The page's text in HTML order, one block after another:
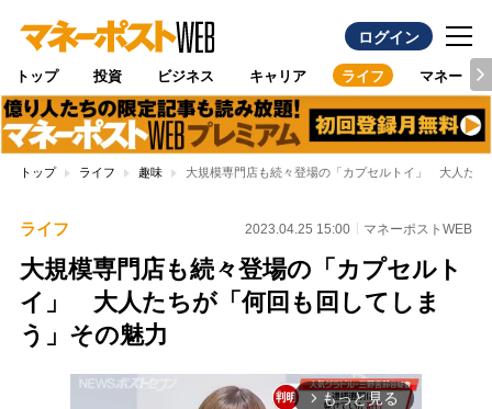
ログイン
トップ 投資 ビジネス キャリア ライフ マネー
トップ ライフ 趣味 大規模専門店も続々登場の「カプセルトイ」 大人たち
ライフ 2023.04.25 15:00 マネーポストWEB
大規模専門店も続々登場の「カプセルト
イ」 大人たちが「何回も回してしま
う」その魅力
arrow_forward_ios もっと見る